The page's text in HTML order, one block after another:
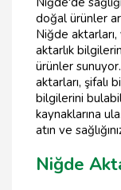
doğal ürünler
Niğde
aktarlık
ürünler
aktarları, şifalı
bilgilerini
kaynaklarına
atın ve
Niğde